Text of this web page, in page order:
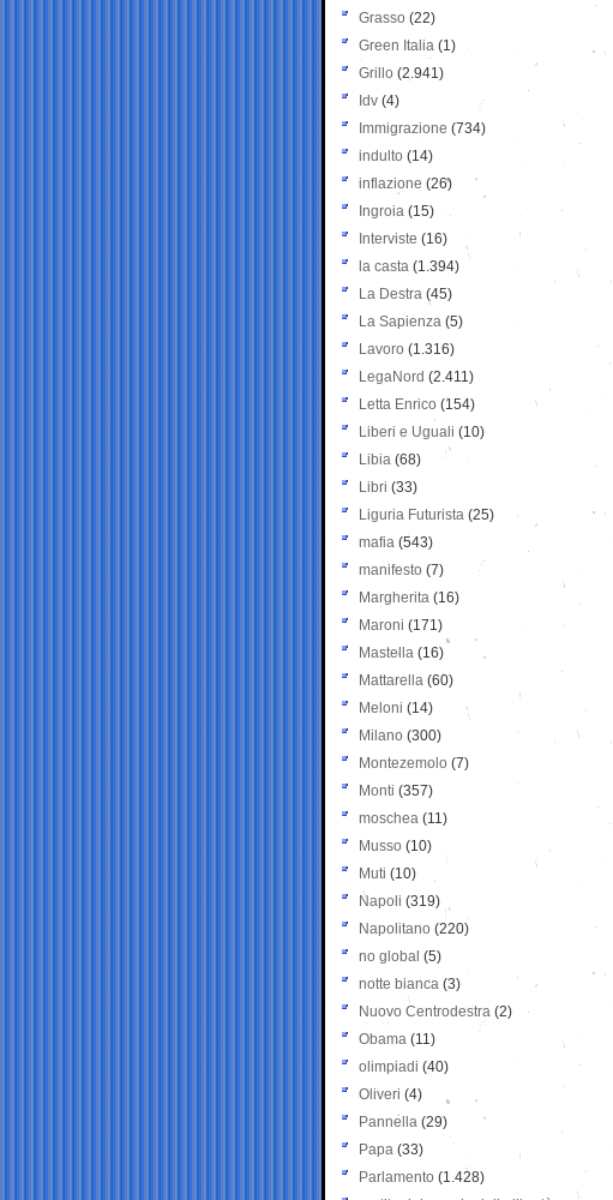
Grasso (22)
Green Italia (1)
Grillo (2.941)
Idv (4)
Immigrazione (734)
indulto (14)
inflazione (26)
Ingroia (15)
Interviste (16)
la casta (1.394)
La Destra (45)
La Sapienza (5)
Lavoro (1.316)
LegaNord (2.411)
Letta Enrico (154)
Liberi e Uguali (10)
Libia (68)
Libri (33)
Liguria Futurista (25)
mafia (543)
manifesto (7)
Margherita (16)
Maroni (171)
Mastella (16)
Mattarella (60)
Meloni (14)
Milano (300)
Montezemolo (7)
Monti (357)
moschea (11)
Musso (10)
Muti (10)
Napoli (319)
Napolitano (220)
no global (5)
notte bianca (3)
Nuovo Centrodestra (2)
Obama (11)
olimpiadi (40)
Oliveri (4)
Pannella (29)
Papa (33)
Parlamento (1.428)